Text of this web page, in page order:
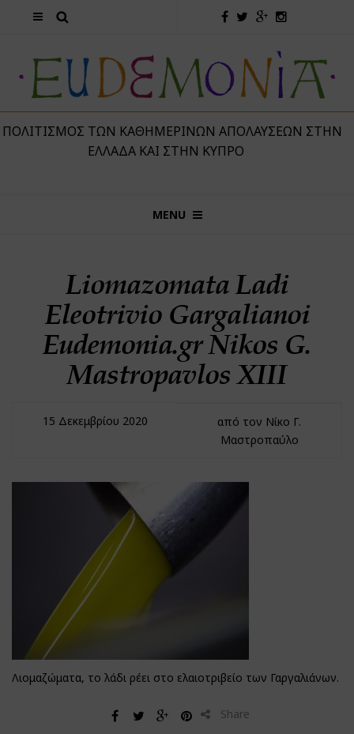
ΤΩΝ ΚΑΘΗΜΕΡΙΝΏΝ ΑΠΟΛΑΎΣΕΩΝ ΣΤΗΝ
ΕΛΛΆΔΑ ΚΑΙ ΣΤΗΝ ΚΎΠΡΟ
MENU
Liomazomata Ladi
Eleotrivio Gargalianoi
Eudemonia.gr Nikos G.
Mastropavlos ΧΙΙI
15 Δεκεμβρίου 2020
από τον Νίκο Γ.
Μαστροπαύλο
Λιομαζώματα, το λάδι ρέει στο ελαιοτριβείο των Γαργαλιάνων.
Share